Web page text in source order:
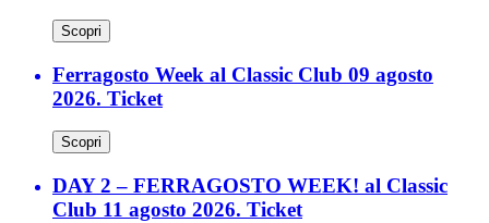
Scopri
Ferragosto Week al Classic Club 09 agosto
2026. Ticket
Scopri
DAY 2 – FERRAGOSTO WEEK! al Classic
Club 11 agosto 2026. Ticket